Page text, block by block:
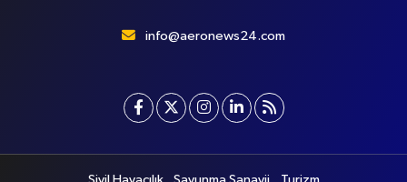
info@aeronews24.com